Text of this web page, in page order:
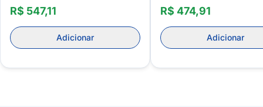
R$ 547,11
Adicionar
Masculino
R$ 474,91
Adicionar